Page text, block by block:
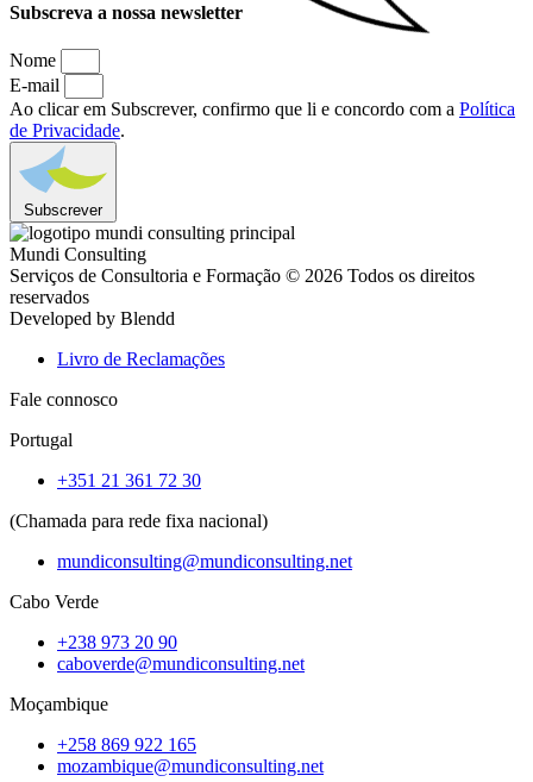
Subscreva a nossa newsletter
Nome
E-mail
Ao clicar em Subscrever, confirmo que li e concordo com a Política
de Privacidade.
Subscrever
Mundi Consulting
Serviços de Consultoria e Formação © 2026 Todos os direitos
reservados
Developed by Blendd
Livro de Reclamações
Fale connosco
Portugal
+351 21 361 72 30
(Chamada para rede fixa nacional)
mundiconsulting@mundiconsulting.net
Cabo Verde
+238 973 20 90
caboverde@mundiconsulting.net
Moçambique
+258 869 922 165
mozambique@mundiconsulting.net